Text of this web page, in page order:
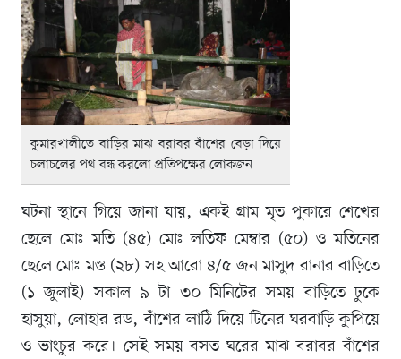
কুমারখালীতে বাড়ির মাঝ বরাবর বাঁশের বেড়া দিয়ে
চলাচলের পথ বন্ধ করলো প্রতিপক্ষের লোকজন
ঘটনা স্থানে গিয়ে জানা যায়, একই গ্রাম মৃত পুকারে শেখের
ছেলে মোঃ মতি (৪৫) মোঃ লতিফ মেম্বার (৫০) ও মতিনের
ছেলে মোঃ মস্ত (২৮) সহ আরো ৪/৫ জন মাসুদ রানার বাড়িতে
(১ জুলাই) সকাল ৯ টা ৩০ মিনিটের সময় বাড়িতে ঢুকে
হাসুয়া, লোহার রড, বাঁশের লাঠি দিয়ে টিনের ঘরবাড়ি কুপিয়ে
ও ভাংচুর করে। সেই সময় বসত ঘরের মাঝ বরাবর বাঁশের